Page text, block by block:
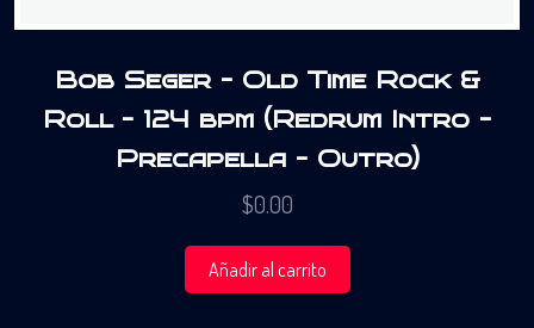
Bob Seger – Old Time Rock &
Roll – 124 bpm (Redrum Intro –
Precapella – Outro)
$0.00
Añadir al carrito